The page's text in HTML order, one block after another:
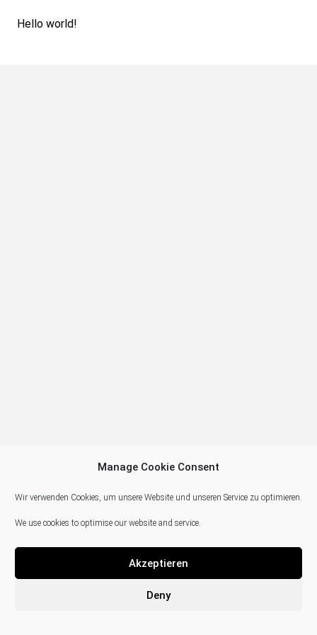
Manage Cookie Consent
Wir verwenden Cookies, um unsere Website und unseren Service zu optimieren.
We use cookies to optimise our website and service.
Akzeptieren
Deny
Hello world!